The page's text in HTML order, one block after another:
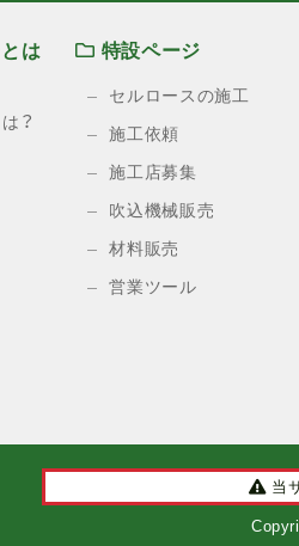
は
？
特設ページ
セルロースの施工
施工依頼
施工店募集
吹込機械販売
材料販売
営業ツール
当